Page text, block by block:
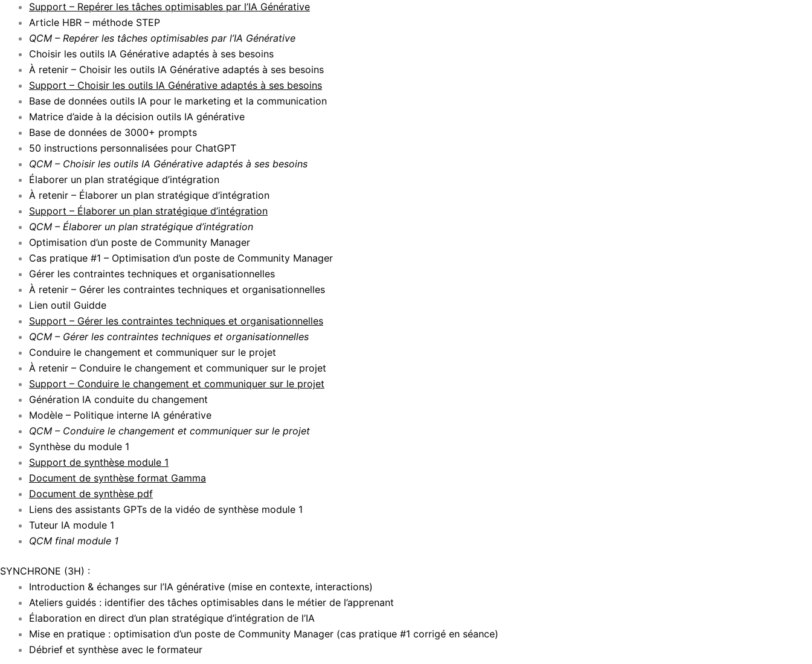
Support – Repérer les tâches optimisables par l’IA Générative
Article HBR – méthode STEP
QCM – Repérer les tâches optimisables par l’IA Générative
Choisir les outils IA Générative adaptés à ses besoins
À retenir – Choisir les outils IA Générative adaptés à ses besoins
Support – Choisir les outils IA Générative adaptés à ses besoins
Base de données outils IA pour le marketing et la communication
Matrice d’aide à la décision outils IA générative
Base de données de 3000+ prompts
50 instructions personnalisées pour ChatGPT
QCM – Choisir les outils IA Générative adaptés à ses besoins
Élaborer un plan stratégique d’intégration
À retenir – Élaborer un plan stratégique d’intégration
Support – Élaborer un plan stratégique d’intégration
QCM – Élaborer un plan stratégique d’intégration
Optimisation d’un poste de Community Manager
Cas pratique #1 – Optimisation d’un poste de Community Manager
Gérer les contraintes techniques et organisationnelles
À retenir – Gérer les contraintes techniques et organisationnelles
Lien outil Guidde
Support – Gérer les contraintes techniques et organisationnelles
QCM – Gérer les contraintes techniques et organisationnelles
Conduire le changement et communiquer sur le projet
À retenir – Conduire le changement et communiquer sur le projet
Support – Conduire le changement et communiquer sur le projet
Génération IA conduite du changement
Modèle – Politique interne IA générative
QCM – Conduire le changement et communiquer sur le projet
Synthèse du module 1
Support de synthèse module 1
Document de synthèse format Gamma
Document de synthèse pdf
Liens des assistants GPTs de la vidéo de synthèse module 1
Tuteur IA module 1
QCM final module 1
SYNCHRONE (3H) :
Introduction & échanges sur l’IA générative (mise en contexte, interactions)
Ateliers guidés : identifier des tâches optimisables dans le métier de l’apprenant
Élaboration en direct d’un plan stratégique d’intégration de l’IA
Mise en pratique : optimisation d’un poste de Community Manager (cas pratique #1 corrigé en séance)
Débrief et synthèse avec le formateur